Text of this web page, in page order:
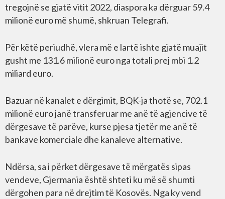
tregojnë se gjatë vitit 2022, diaspora ka dërguar 59.4
milionë euro më shumë, shkruan Telegrafi.
Për këtë periudhë, vlera më e lartë ishte gjatë muajit
gusht me 131.6 milionë euro nga totali prej mbi 1.2
miliard euro.
Bazuar në kanalet e dërgimit, BQK-ja thotë se, 702.1
milionë euro janë transferuar me anë të agjencive të
dërgesave të parëve, kurse pjesa tjetër me anë të
bankave komerciale dhe kanaleve alternative.
Ndërsa, sa i përket dërgesave të mërgatës sipas
vendeve, Gjermania është shteti ku më së shumti
dërgohen para në drejtim të Kosovës. Nga ky vend